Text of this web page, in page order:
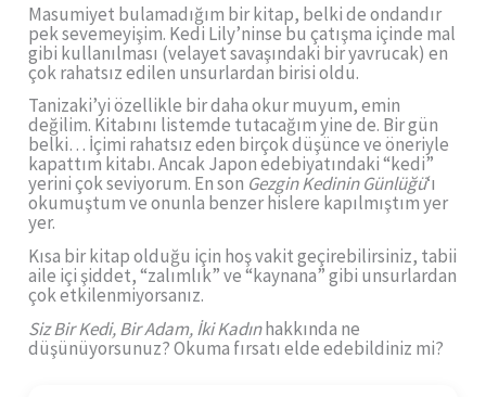
Masumiyet bulamadığım bir kitap, belki de ondandır
pek sevemeyişim. Kedi Lily’ninse bu çatışma içinde mal
gibi kullanılması (velayet savaşındaki bir yavrucak) en
çok rahatsız edilen unsurlardan birisi oldu.
Tanizaki’yi özellikle bir daha okur muyum, emin
değilim. Kitabını listemde tutacağım yine de. Bir gün
belki… İçimi rahatsız eden birçok düşünce ve öneriyle
kapattım kitabı. Ancak Japon edebiyatındaki “kedi”
yerini çok seviyorum. En son Gezgin Kedinin Günlüğü‘ı
okumuştum ve onunla benzer hislere kapılmıştım yer
yer.
Kısa bir kitap olduğu için hoş vakit geçirebilirsiniz, tabii
aile içi şiddet, “zalımlık” ve “kaynana” gibi unsurlardan
çok etkilenmiyorsanız.
Siz Bir Kedi, Bir Adam, İki Kadınhakkında ne
düşünüyorsunuz? Okuma fırsatı elde edebildiniz mi?